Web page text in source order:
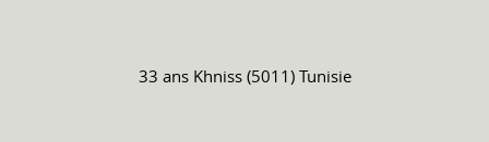
33 ans Khniss (5011) Tunisie